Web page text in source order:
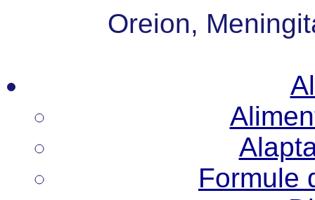
Oreion,
Formule